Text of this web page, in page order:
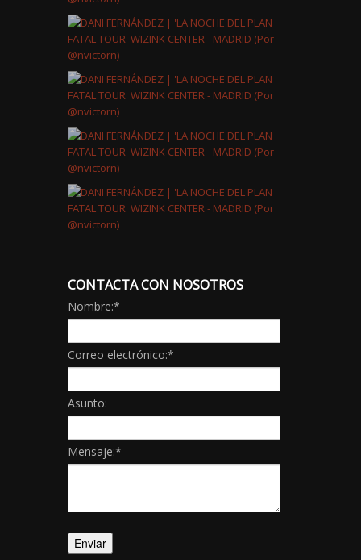
CONTACTA CON NOSOTROS
Nombre:*
Correo electrónico:*
Asunto:
Mensaje:*